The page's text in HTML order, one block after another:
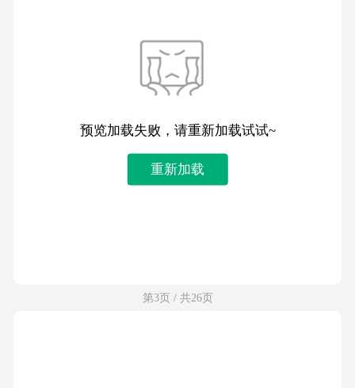
预览加载失败，请重新加载试试~
重新加载
第3页 / 共26页